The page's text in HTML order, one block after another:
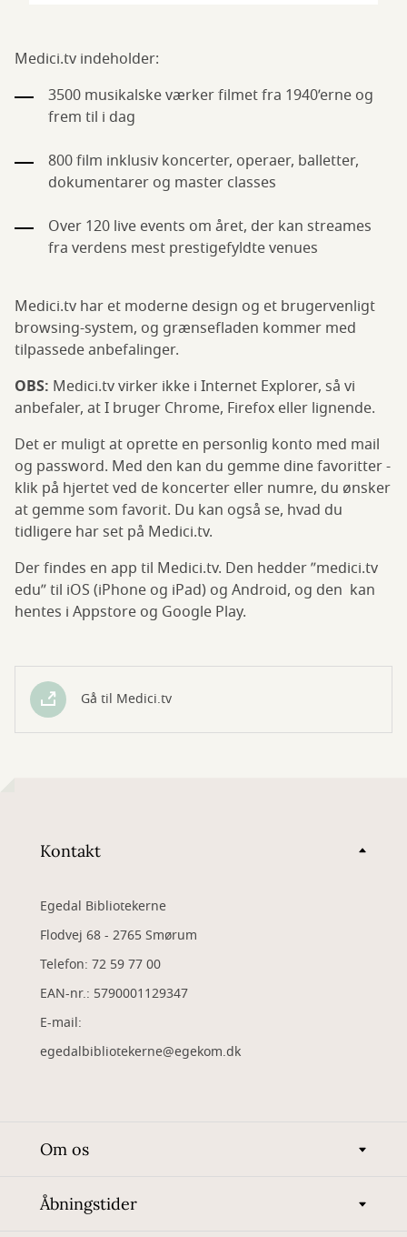
Medici.tv indeholder:
3500 musikalske værker filmet fra 1940’erne og
frem til i dag
800 film inklusiv koncerter, operaer, balletter,
dokumentarer og master classes
Over 120 live events om året, der kan streames
fra verdens mest prestigefyldte venues
Medici.tv har et moderne design og et brugervenligt
browsing-system, og grænsefladen kommer med
tilpassede anbefalinger.
OBS: Medici.tv virker ikke i Internet Explorer, så vi
anbefaler, at I bruger Chrome, Firefox eller lignende.
Det er muligt at oprette en personlig konto med mail
og password. Med den kan du gemme dine favoritter -
klik på hjertet ved de koncerter eller numre, du ønsker
at gemme som favorit. Du kan også se, hvad du
tidligere har set på Medici.tv.
Der findes en app til Medici.tv. Den hedder ”medici.tv
edu” til iOS (iPhone og iPad) og Android, og den kan
hentes i Appstore og Google Play.
Gå til Medici.tv
Kontakt
Egedal Bibliotekerne
Flodvej 68 - 2765 Smørum
Telefon: 72 59 77 00
EAN-nr.: 5790001129347
​E-mail:
egedalbibliotekerne@egekom.dk
Om os
Åbningstider